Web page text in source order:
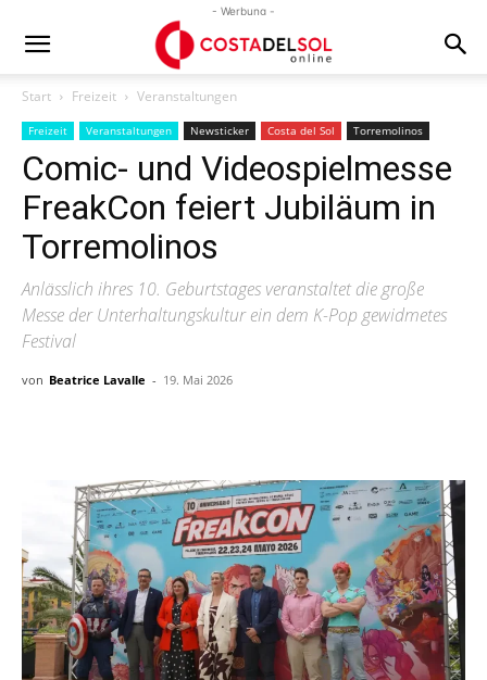
- Werbung -
Start Freizeit Veranstaltungen
Freizeit Veranstaltungen Newsticker Costa del Sol Torremolinos
Comic- und Videospielmesse
FreakCon feiert Jubiläum in
Torremolinos
Anlässlich ihres 10. Geburtstages veranstaltet die große
Messe der Unterhaltungskultur ein dem K-Pop gewidmetes
Festival
von Beatrice Lavalle - 19. Mai 2026